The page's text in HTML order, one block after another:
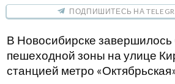
ПОДПИШИТЕСЬ НА
В Новосибирске завершилось
пешеходной зоны на улице
станцией метро